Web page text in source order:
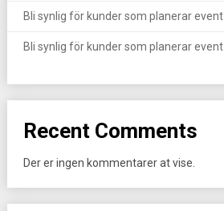
Bli synlig för kunder som planerar event
Bli synlig för kunder som planerar event
Recent Comments
Der er ingen kommentarer at vise.